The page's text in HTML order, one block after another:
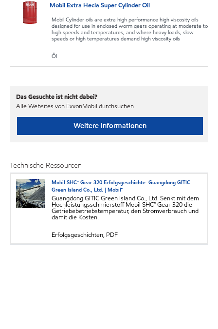
Mobil Extra Hecla Super Cylinder Oil
Mobil Cylinder oils are extra high performance high viscosity oils
designed for use in enclosed worm gears operating at moderate to
high speeds and temperatures, and where heavy loads, slow
speeds or high temperatures demand high viscosity oils
Öl
Das Gesuchte ist nicht dabei?
Alle Websites von ExxonMobil durchsuchen
Weitere Informationen
Technische Ressourcen
Mobil SHC™ Gear 320 Erfolgsgeschichte: Guangdong GITIC
Green Island Co., Ltd. | Mobil™
Guangdong GITIC Green Island Co., Ltd. Senkt mit dem
Hochleistungsschmierstoff Mobil SHC™ Gear 320 die
Getriebebetriebstemperatur, den Stromverbrauch und
damit die Kosten.
Erfolgsgeschichten, PDF